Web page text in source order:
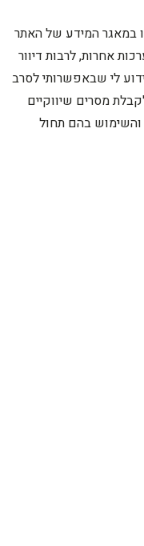
במאגר המידע של האתר
אחרות, לרבות דיוור
לי שבאפשרותי לסרב
מסרים שיווקיים
בהם תחול